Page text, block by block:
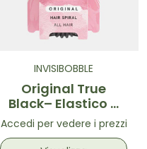
INVISIBOBBLE
Original True
Black– Elastico a
spirale Nero
Accedi per vedere i prezzi